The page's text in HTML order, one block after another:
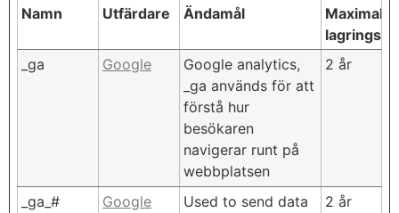
Namn Utfärdare Ändamål
Maximal
lagringstid
_ga
Google
Google analytics,
_ga används för att
förstå hur
besökaren
navigerar runt på
webbplatsen
2 år
_ga_# Google
Used to send data
2 år